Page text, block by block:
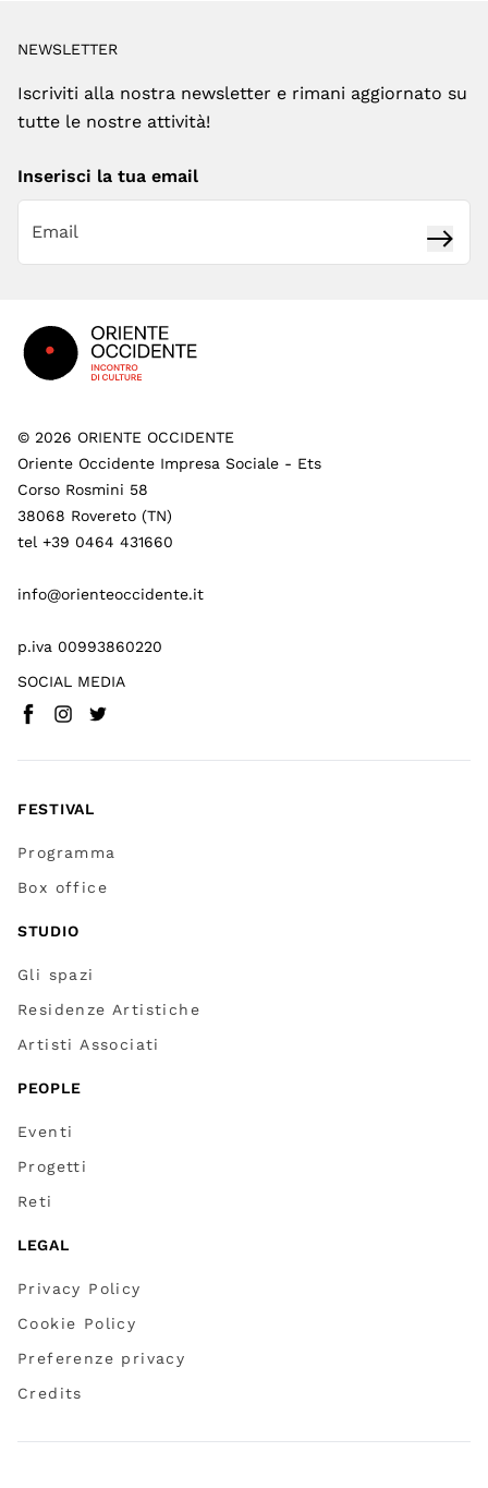
NEWSLETTER
Iscriviti alla nostra newsletter e rimani aggiornato su
tutte le nostre attività!
Inserisci la tua email
© 2026 ORIENTE OCCIDENTE
Oriente Occidente Impresa Sociale - Ets
Corso Rosmini 58
38068 Rovereto (TN)
tel +39 0464 431660
info@orienteoccidente.it
p.iva 00993860220
SOCIAL MEDIA
Facebook(
Instagram
Twitter
FESTIVAL
Programma
Box office
STUDIO
Gli spazi
Residenze Artistiche
Artisti Associati
PEOPLE
Eventi
Progetti
Reti
LEGAL
Privacy Policy
Cookie Policy
Preferenze privacy
Credits